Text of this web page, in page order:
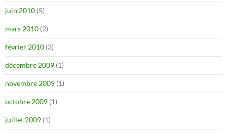
juin 2010 (5)
mars 2010 (2)
février 2010 (3)
décembre 2009 (1)
novembre 2009 (1)
octobre 2009 (1)
juillet 2009 (1)